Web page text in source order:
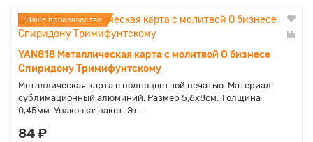
Наше производство
YAN818 Металлическая карта с молитвой О бизнесе
Спиридону Тримифунтскому
Металлическая карта с полноцветной печатью. Материал:
сублимационный алюминий. Размер 5,6х8см. Толщина
0,45мм. Упаковка: пакет. Эт..
84 ₽